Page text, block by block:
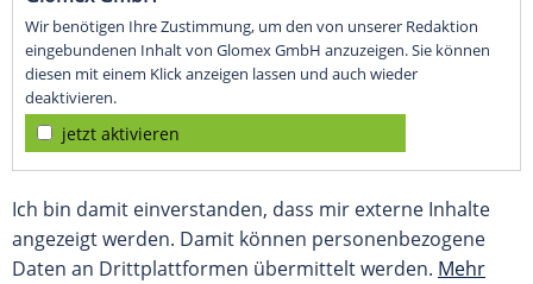
Wir benötigen Ihre Zustimmung, um den von unserer Redaktion
eingebundenen Inhalt von Glomex GmbH anzuzeigen. Sie können
diesen mit einem Klick anzeigen lassen und auch wieder
deaktivieren.
jetzt aktivieren
Ich bin damit einverstanden, dass mir externe Inhalte
angezeigt werden. Damit können personenbezogene
Daten an Drittplattformen übermittelt werden. Mehr